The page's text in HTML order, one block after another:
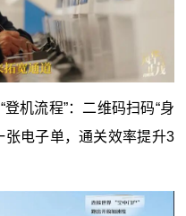
机流程”：二维码扫码“身
张电子单，通关效率提升3